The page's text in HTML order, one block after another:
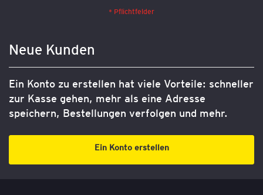
Neue Kunden
Ein Konto zu erstellen hat viele Vorteile: schneller
zur Kasse gehen, mehr als eine Adresse
speichern, Bestellungen verfolgen und mehr.
Ein Konto erstellen